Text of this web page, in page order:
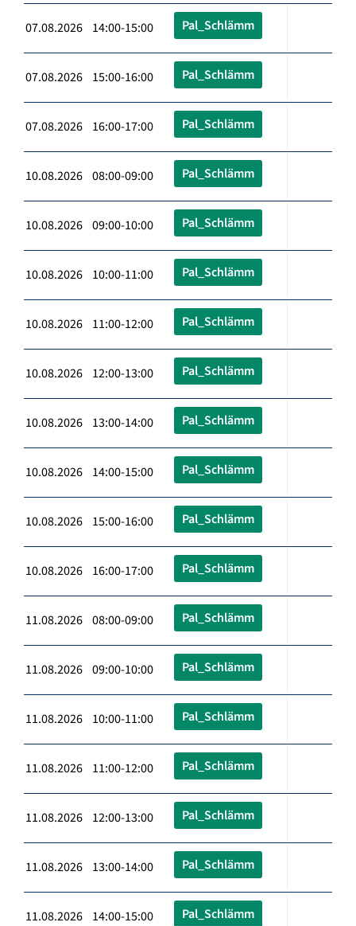
07.08.2026 14:00-15:00 Pal_Schlämm
07.08.2026 15:00-16:00 Pal_Schlämm
07.08.2026 16:00-17:00 Pal_Schlämm
10.08.2026 08:00-09:00 Pal_Schlämm
10.08.2026 09:00-10:00 Pal_Schlämm
10.08.2026 10:00-11:00 Pal_Schlämm
10.08.2026 11:00-12:00 Pal_Schlämm
10.08.2026 12:00-13:00 Pal_Schlämm
10.08.2026 13:00-14:00 Pal_Schlämm
10.08.2026 14:00-15:00 Pal_Schlämm
10.08.2026 15:00-16:00 Pal_Schlämm
10.08.2026 16:00-17:00 Pal_Schlämm
11.08.2026 08:00-09:00 Pal_Schlämm
11.08.2026 09:00-10:00 Pal_Schlämm
11.08.2026 10:00-11:00 Pal_Schlämm
11.08.2026 11:00-12:00 Pal_Schlämm
11.08.2026 12:00-13:00 Pal_Schlämm
11.08.2026 13:00-14:00 Pal_Schlämm
11.08.2026 14:00-15:00 Pal_Schlämm